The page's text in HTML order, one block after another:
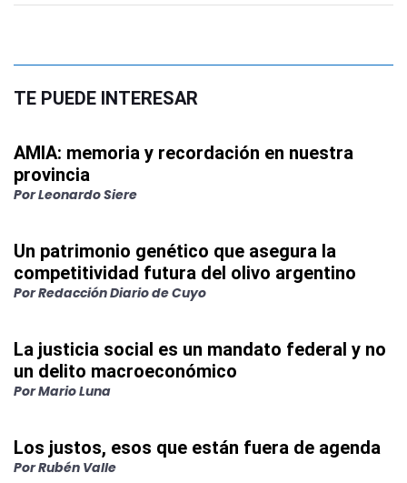
TE PUEDE INTERESAR
AMIA: memoria y recordación en nuestra
provincia
PorLeonardo Siere
Un patrimonio genético que asegura la
competitividad futura del olivo argentino
PorRedacción Diario de Cuyo
La justicia social es un mandato federal y no
un delito macroeconómico
PorMario Luna
Los justos, esos que están fuera de agenda
PorRubén Valle